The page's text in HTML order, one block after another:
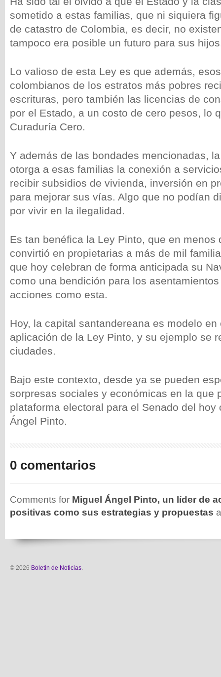
sometido a estas familias, que ni siquiera
de catastro de Colombia, es decir, no
tampoco era posible un futuro para sus
Lo valioso de esta Ley es que además,
colombianos de los estratos más pobres
escrituras, pero también las licencias de
por el Estado, a un costo de cero pesos, lo
Curaduría Cero.
Y además de las bondades mencionadas,
otorga a esas familias la conexión a
recibir subsidios de vivienda, inversión en
para mejorar sus vías. Algo que no podían
por vivir en la ilegalidad.
Es tan benéfica la Ley Pinto, que en menos
convirtió en propietarias a más de mil
que hoy celebran de forma anticipada su
como una bendición para los
acciones como esta.
Hoy, la capital santandereana es modelo
aplicación de la Ley Pinto, y su ejemplo se
ciudades.
Bajo este contexto, desde ya se pueden
sorpresas sociales y económicas en la que
plataforma electoral para el Senado del hoy
Ángel Pinto.
0 comentarios
Comments for Miguel Ángel Pinto, un líder de
positivas como sus estrategias y propuestas
© 2026 Boletin de Noticias.